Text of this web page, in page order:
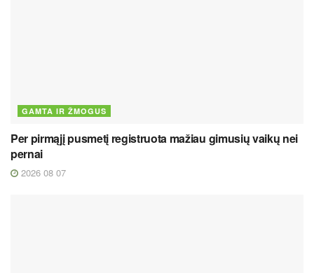
GAMTA IR ŽMOGUS
Per pirmąjį pusmetį registruota mažiau gimusių vaikų nei
pernai
2026 08 07